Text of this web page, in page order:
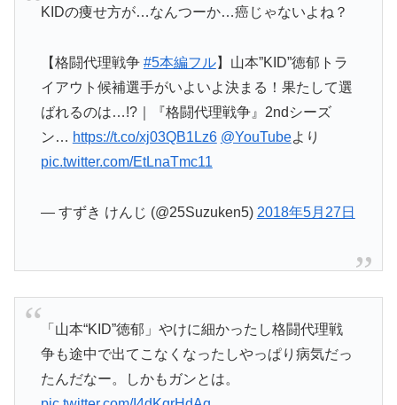
KIDの痩せ方が…なんつーか…癌じゃないよね？
【格闘代理戦争 #5本編フル】山本”KID”徳郁トラ
イアウト候補選手がいよいよ決まる！果たして選
ばれるのは…!?｜『格闘代理戦争』2ndシーズ
ン… https://t.co/xj03QB1Lz6 @YouTubeより
pic.twitter.com/EtLnaTmc11
— すずき けんじ (@25Suzuken5) 2018年5月27日
「山本“KID”徳郁」やけに細かったし格闘代理戦
争も途中で出てこなくなったしやっぱり病気だっ
たんだなー。しかもガンとは。